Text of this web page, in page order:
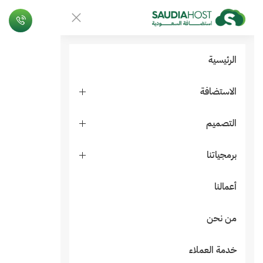
الرئيسية
الاستضافة
التصميم
برمجياتنا
أعمالنا
من نحن
خدمة العملاء